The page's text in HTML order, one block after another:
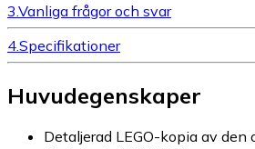
3 Vanliga frågor och svar
4Specifikationer
Huvudegenskaper
Detaljerad LEGO-kopia av